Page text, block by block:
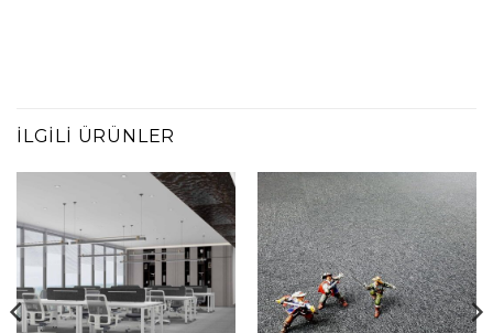
İLGILI ÜRÜNLER